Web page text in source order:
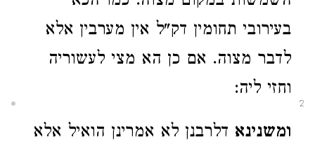
בעירובי תחומין דק"ל אין מערבין אלא
לדבר מצוה. אם כן הא מצי לעשוריה
וחזי ליה:
2
ומשנינא דלרבנן לא אמרינן הואיל אלא